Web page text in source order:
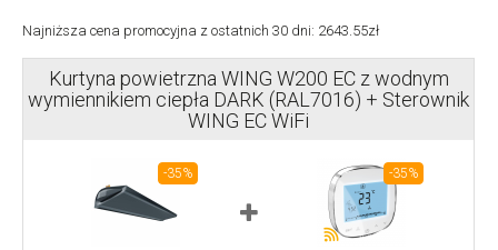
Najniższa cena promocyjna z ostatnich 30 dni: 2643.55zł
Kurtyna powietrzna WING W200 EC z wodnym
wymiennikiem ciepła DARK (RAL7016) + Sterownik
WING EC WiFi
-35% -35%